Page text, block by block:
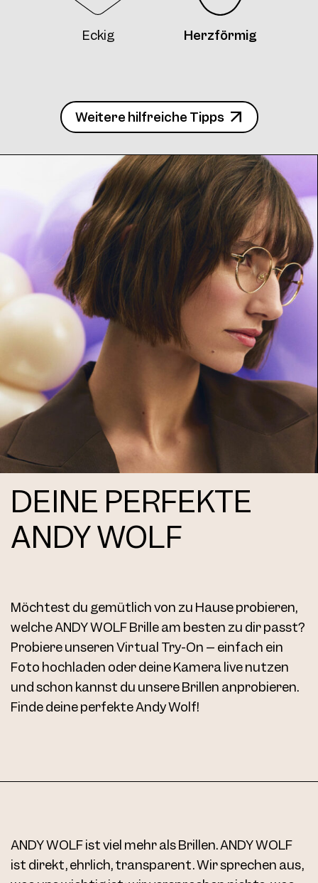
Eckig Herzförmig
Weitere hilfreiche Tipps
DEINE PERFEKTE
ANDY WOLF
Möchtest du gemütlich von zu Hause probieren,
welche ANDY WOLF Brille am besten zu dir passt?
Probiere unseren Virtual Try-On – einfach ein
Foto hochladen oder deine Kamera live nutzen
und schon kannst du unsere Brillen anprobieren.
Finde deine perfekte Andy Wolf!
ANDY WOLF ist viel mehr als Brillen. ANDY WOLF
ist direkt, ehrlich, transparent. Wir sprechen aus,
Frame AW03 Col. 10 50/23
Frame AW03 Col. 11 50/23
Frame AW03 Col. 12 50/23
Frame AW03 Col. 101 50/23
AW03 Clip Col. 01 54
AW03 Clip Col. 02 54